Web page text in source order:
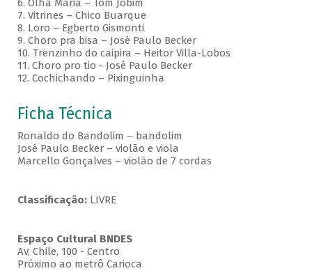
6. Olha Maria – Tom Jobim
7. Vitrines – Chico Buarque
8. Loro – Egberto Gismonti
9. Choro pra bisa – José Paulo Becker
10. Trenzinho do caipira – Heitor Villa-Lobos
11. Choro pro tio - José Paulo Becker
12. Cochichando – Pixinguinha
Ficha Técnica
Ronaldo do Bandolim – bandolim
José Paulo Becker – violão e viola
Marcello Gonçalves – violão de 7 cordas
Classificação: LIVRE
Espaço Cultural BNDES
Av, Chile, 100 - Centro
Próximo ao metrô Carioca